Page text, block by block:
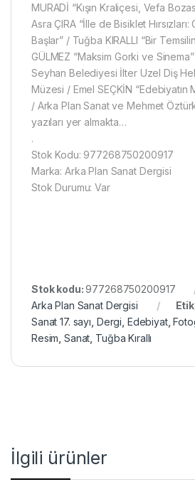
MURADİ “Kışın Kraliçesi, Vefa
Asra ÇIRA “İlle de Bisiklet
Başlar” / Tuğba KIRALLI “Bir
GÜLMEZ “Maksim Gorki ve Sinema”
Seyhan Belediyesi İlter Uzel Diş
Müzesi / Emel SEÇKİN “Edebiyatın
/ Arka Plan Sanat ve Mehmet
yazıları yer almakta…
.
Stok Kodu: 977268750200917
Marka: Arka Plan Sanat Dergisi
Stok Durumu: Var
Stok kodu:977268750200917
Arka Plan Sanat Dergisi
Sanat 17. sayı Dergi Edebiyat,
Resim ,Sanat Tuğba Kırallı
İlgili ürünler